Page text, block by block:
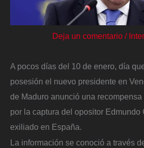
Deja un comentario /
A pocos días del 10 de enero, día
posesión el nuevo presidente en
de Maduro anunció una
por la captura del opositor Edmundo
exiliado en España.
La información se conoció a través